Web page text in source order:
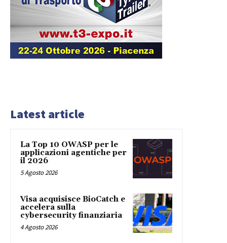
Latest article
La Top 10 OWASP per le
applicazioni agentiche per
il 2026
5 Agosto 2026
Visa acquisisce BioCatch e
accelera sulla
cybersecurity finanziaria
4 Agosto 2026